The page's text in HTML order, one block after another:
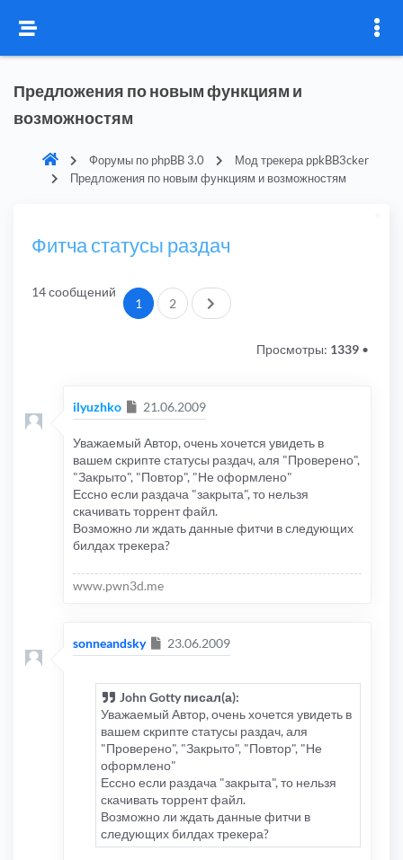
Предложения по новым функциям и
возможностям
Форумы по phpBB 3.0
Мод трекера ppkBB3cker
Предложения по новым функциям и возможностям
Фитча статусы раздач
14 сообщений
1 2 След.
Просмотры: 1339 •
ilyuzhko Сообщение
21.06.2009
Уважаемый Автор, очень хочется увидеть в
вашем скрипте статусы раздач, аля "Проверено",
"Закрыто", "Повтор", "Не оформлено"
Ессно если раздача "закрыта", то нельзя
скачивать торрент файл.
Возможно ли ждать данные фитчи в следующих
билдах трекера?
www.pwn3d.me
sonneandsky Сообщение
23.06.2009
John Gotty писал(а):
Уважаемый Автор, очень хочется увидеть в
вашем скрипте статусы раздач, аля
"Проверено", "Закрыто", "Повтор", "Не
оформлено"
Ессно если раздача "закрыта", то нельзя
скачивать торрент файл.
Возможно ли ждать данные фитчи в
следующих билдах трекера?